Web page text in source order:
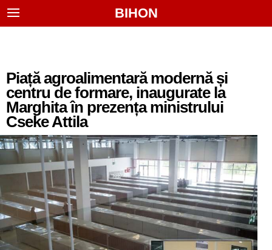
BIHON
Piață agroalimentară modernă și
centru de formare, inaugurate la
Marghita în prezența ministrului
Cseke Attila